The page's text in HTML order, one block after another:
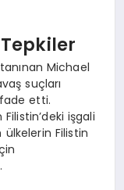
Michael
suçları
etti.
işgali
ülkelerin Filistin